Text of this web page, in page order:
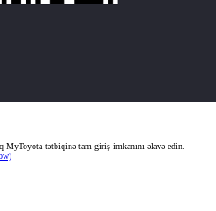
MyToyota tətbiqinə tam giriş imkanını əlavə edin.